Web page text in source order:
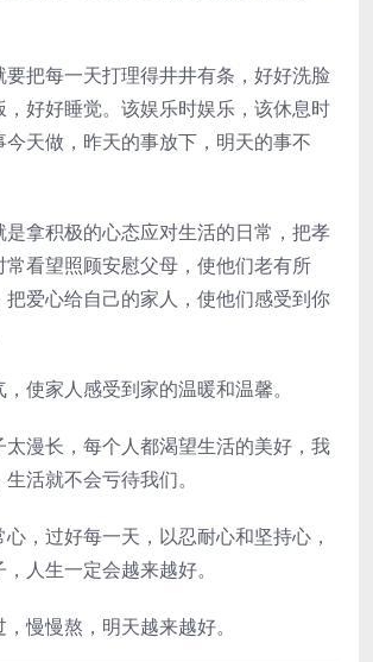
要把每一天打理得井井有条，好好洗脸
好好睡觉。该娱乐时娱乐，该休息时
天做，昨天的事放下，明天的事不
是拿积极的心态应对生活的日常，把孝
看望照顾安慰父母，使他们老有所
爱心给自己的家人，使他们感受到你
使家人感受到家的温暖和温馨。
太漫长，每个人都渴望生活的美好，我
活就不会亏待我们。
，过好每一天，以忍耐心和坚持心，
人生一定会越来越好。
慢慢熬，明天越来越好。